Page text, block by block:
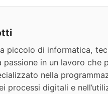
piccolo di informatica,
in un lavoro
nella
processi digitali e